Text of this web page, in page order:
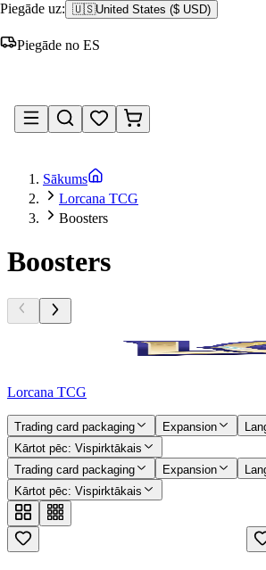
Piegāde uz: 🇺🇸United States ($ USD)
Piegāde no ES
Sākums
Lorcana TCG
Boosters
Boosters
Lorcana TCG
Trading card packaging Expansion
Kārtot pēc: Vispirktākais
Trading card packaging
Expansion
Kārtot pēc: Vispirktākais